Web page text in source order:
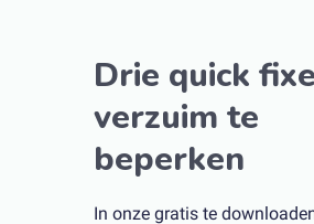
Drie quick
verzuim te
beperken
In onze gratis te